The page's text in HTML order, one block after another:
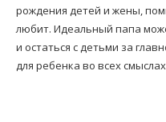
рождения детей и жены,
любит. Идеальный папа
и остаться с детьми за
для ребенка во всех